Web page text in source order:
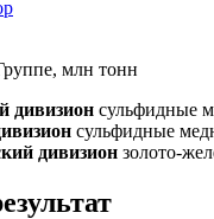
млн тонн
дивизион сульфидные
сульфидные
дивизион золото-